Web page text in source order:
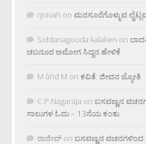
rjnivah on ಮನಸೂರೆಗೊಳ್ಳುವ
Siddanagouda kalakeri on
ಚಬನೂರ ಅಮೋಗ ಸಿದ್ದನ ಹೇಳಿಕೆ
M âñd M on ಕವಿತೆ: ಜೀವನ ಜ್ಯೋತಿ
C.P.Nagaraja on ಬಸವಣ್ಣನ
ಸಾಲುಗಳ ಓದು – 13ನೆಯ ಕಂತು
ರಾಜೀವ್ on ಬಸವಣ್ಣನ ವಚನಗಳಿಂದ